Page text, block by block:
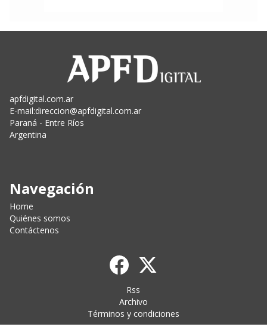
apfdigital.com.ar
E-mail:direccion@apfdigital.com.ar
Paraná - Entre Ríos
Argentina
Navegación
Home
Quiénes somos
Contáctenos
Rss
Archivo
Términos y condiciones